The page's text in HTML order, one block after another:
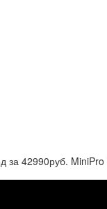
за 42990руб. MiniPro